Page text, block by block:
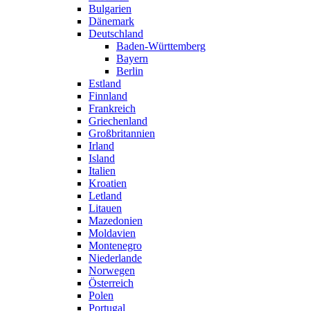
Bulgarien
Dänemark
Deutschland
Baden-Württemberg
Bayern
Berlin
Estland
Finnland
Frankreich
Griechenland
Großbritannien
Irland
Island
Italien
Kroatien
Letland
Litauen
Mazedonien
Moldavien
Montenegro
Niederlande
Norwegen
Österreich
Polen
Portugal